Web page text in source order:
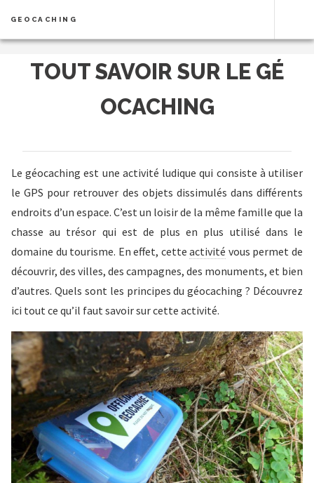
GEOCACHING
TOUT SAVOIR SUR LE GÉ
OCACHING
Le géocaching est une activité ludique qui consiste à utiliser
le GPS pour retrouver des objets dissimulés dans différents
endroits d’un espace. C’est un loisir de la même famille que la
chasse au trésor qui est de plus en plus utilisé dans le
domaine du tourisme. En effet, cetteactivité vous permet de
découvrir, des villes, des campagnes, des monuments, et bien
d’autres. Quels sont les principes du géocaching ? Découvrez
ici tout ce qu’il faut savoir sur cette activité.